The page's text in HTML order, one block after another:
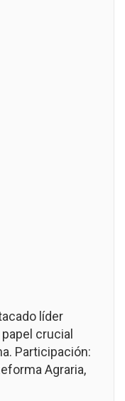
líder
crucial
Participación:
Agraria,